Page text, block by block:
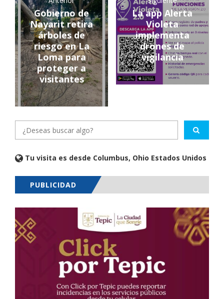
Gobierno de
Nayarit retira
árboles de
riesgo en La
Loma para
proteger a
visitantes
La app Alerta
Violeta
implementa
drones de
vigilancia
Tu visita es desde Columbus, Ohio Estados Unidos
PUBLICIDAD